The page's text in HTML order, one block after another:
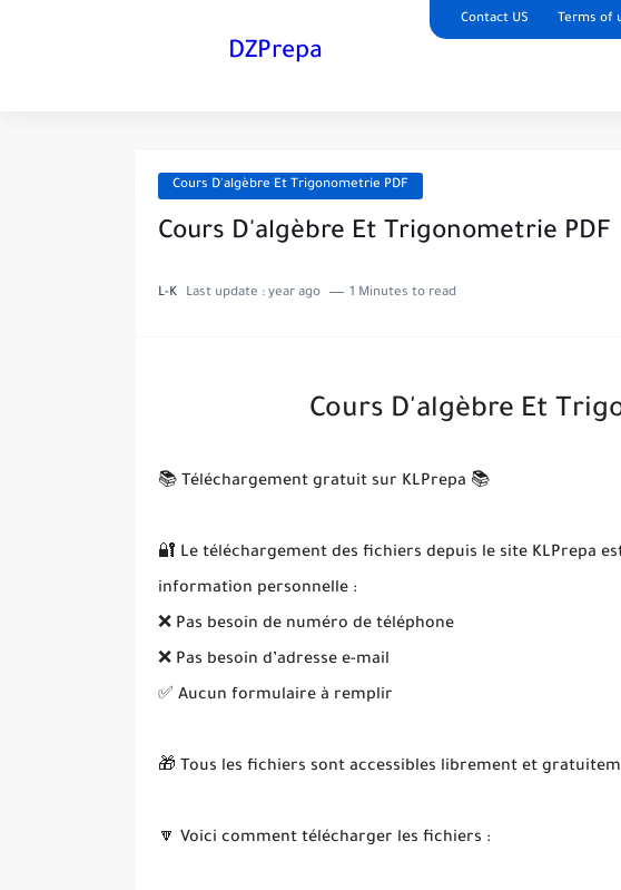
Contact US Terms of
DZPrepa
Cours D'algèbre Et Trigonometrie PDF
Cours D'algèbre Et Trigonometrie PDF
L-K Last update : year ago 1 Minutes to read
Cours D'algèbre Et
📚 Téléchargement gratuit sur KLPrepa 📚
🔐 Le téléchargement des fichiers depuis le site KLPrepa
information personnelle :
❌ Pas besoin de numéro de téléphone
❌ Pas besoin d’adresse e-mail
✅ Aucun formulaire à remplir
🎁 Tous les fichiers sont accessibles librement et
🔽 Voici comment télécharger les fichiers :